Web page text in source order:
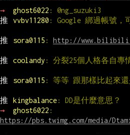
→ ghost6022 : @ng_suzuki3
推
vvbv11280 : Google 綁過帳號，
推 sora0115 : http://
推 coolandy : 分裂25個人格各自專
推 sora0115 : 等等 跟那樣比起來還
推 kingbalance: DD是什麼意思？
→
ghost6022
https://pbs.twimg.com/media/